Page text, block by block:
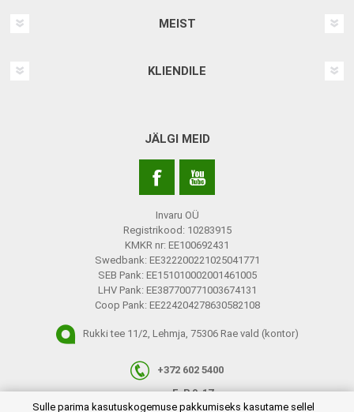
MEIST
KLIENDILE
JÄLGI MEID
Invaru OÜ
Registrikood: 10283915
KMKR nr: EE100692431
Swedbank: EE322200221025041771
SEB Pank: EE151010002001461005
LHV Pank: EE387700771003674131
Coop Pank: EE224204278630582108
Rukki tee 11/2, Lehmja, 75306 Rae vald (kontor)
+372 602 5400
E-R 9-17
Sulle parima kasutuskogemuse pakkumiseks kasutame sellel